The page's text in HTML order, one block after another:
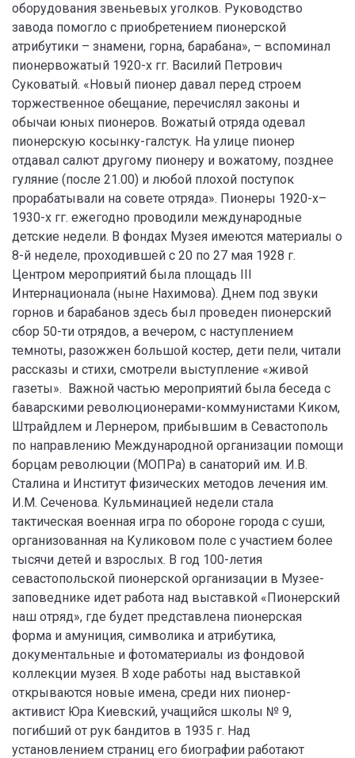
оборудования звеньевых уголков. Руководство
завода помогло с приобретением пионерской
атрибутики – знамени, горна, барабана», – вспоминал
пионервожатый 1920-х гг. Василий Петрович
Суковатый. «Новый пионер давал перед строем
торжественное обещание, перечислял законы и
обычаи юных пионеров. Вожатый отряда одевал
пионерскую косынку-галстук. На улице пионер
отдавал салют другому пионеру и вожатому, позднее
гуляние (после 21.00) и любой плохой поступок
прорабатывали на совете отряда». Пионеры 1920-х–
1930-х гг. ежегодно проводили международные
детские недели. В фондах Музея имеются материалы о
8-й неделе, проходившей с 20 по 27 мая 1928 г.
Центром мероприятий была площадь III
Интернационала (ныне Нахимова). Днем под звуки
горнов и барабанов здесь был проведен пионерский
сбор 50-ти отрядов, а вечером, с наступлением
темноты, разожжен большой костер, дети пели, читали
рассказы и стихи, смотрели выступление «живой
газеты». Важной частью мероприятий была беседа с
баварскими революционерами-коммунистами Киком,
Штрайдлем и Лернером, прибывшим в Севастополь
по направлению Международной организации помощи
борцам революции (МОПРа) в санаторий им. И.В.
Сталина и Институт физических методов лечения им.
И.М. Сеченова. Кульминацией недели стала
тактическая военная игра по обороне города с суши,
организованная на Куликовом поле с участием более
тысячи детей и взрослых. В год 100-летия
севастопольской пионерской организации в Музее-
заповеднике идет работа над выставкой «Пионерский
наш отряд», где будет представлена пионерская
форма и амуниция, символика и атрибутика,
документальные и фотоматериалы из фондовой
коллекции музея. В ходе работы над выставкой
открываются новые имена, среди них пионер-
активист Юра Киевский, учащийся школы № 9,
погибший от рук бандитов в 1935 г. Над
установлением страниц его биографии работают